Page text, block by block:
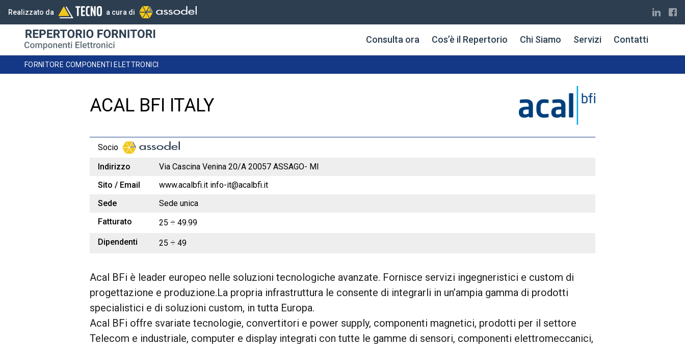
Realizzato da a cura di
Consulta ora Cos’è il Repertorio Chi Siamo Servizi Contatti
FORNITORE COMPONENTI ELETTRONICI
ACAL BFI ITALY
Socio
Indirizzo
Via Cascina Venina 20/A 20057 ASSAGO- MI
Sito / Email
www.acalbfi.it info-it@acalbfi.it
Sede
Sede unica
Fatturato
25 ÷ 49.99
Dipendenti
25 ÷ 49
Acal BFi è leader europeo nelle soluzioni tecnologiche avanzate. Fornisce servizi ingegneristici e custom di
progettazione e produzione.La propria infrastruttura le consente di integrarli in un’ampia gamma di prodotti
specialistici e di soluzioni custom, in tutta Europa.
Acal BFi offre svariate tecnologie, convertitori e power supply, componenti magnetici, prodotti per il settore
Telecom e industriale, computer e display integrati con tutte le gamme di sensori, componenti elettromeccanici,